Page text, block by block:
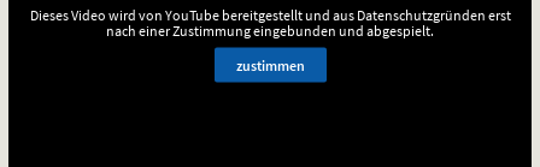
Dieses Video wird von YouTube bereitgestellt und aus Datenschutzgründen erst
nach einer Zustimmung eingebunden und abgespielt.
zustimmen